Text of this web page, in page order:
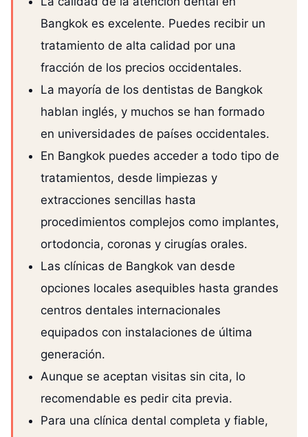
Bangkok es excelente. Puedes recibir un
tratamiento de alta calidad por una
fracción de los precios occidentales.
La mayoría de los dentistas de Bangkok
hablan inglés, y muchos se han formado
en universidades de países occidentales.
En Bangkok puedes acceder a todo tipo de
tratamientos, desde limpiezas y
extracciones sencillas hasta
procedimientos complejos como implantes,
ortodoncia, coronas y cirugías orales.
Las clínicas de Bangkok van desde
opciones locales asequibles hasta grandes
centros dentales internacionales
equipados con instalaciones de última
generación.
Aunque se aceptan visitas sin cita, lo
recomendable es pedir cita previa.
Para una clínica dental completa y fiable,